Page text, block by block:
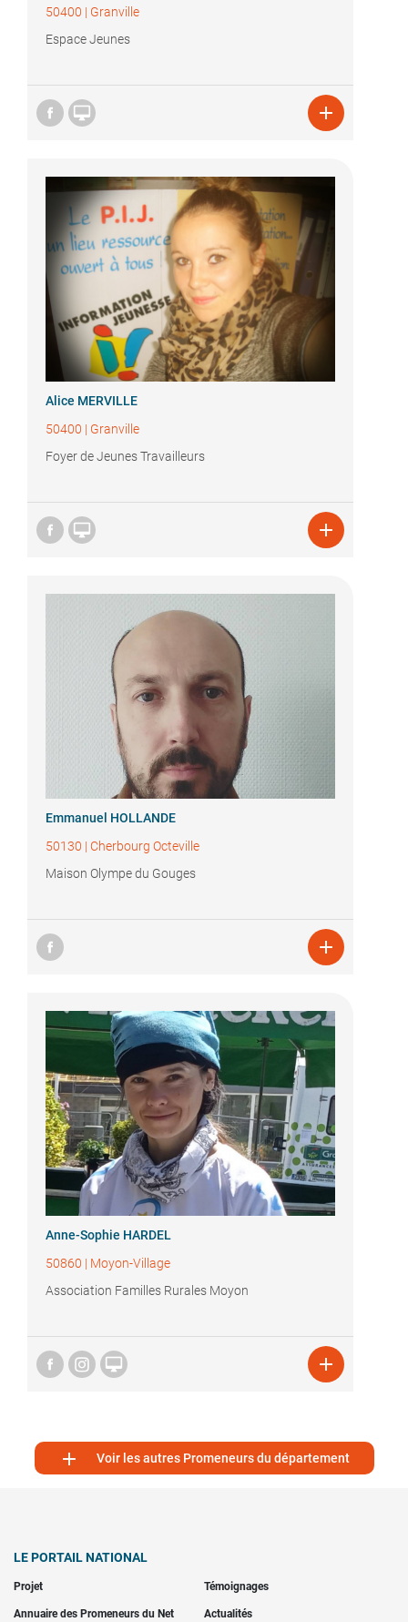
50400 | Granville
Espace Jeunes
 
Alice MERVILLE
50400 | Granville
Foyer de Jeunes Travailleurs
 
Emmanuel HOLLANDE
50130 | Cherbourg Octeville
Maison Olympe du Gouges

Anne-Sophie HARDEL
50860 | Moyon-Village
Association Familles Rurales Moyon
 
 Voir les autres Promeneurs du département
LE PORTAIL NATIONAL
Projet Témoignages
Annuaire des Promeneurs du Net Actualités